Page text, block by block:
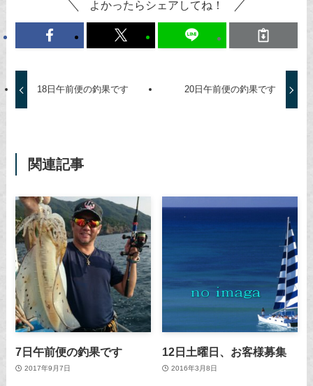
よかったらシェアしてね！
18日午前便の釣果です 20日午前便の釣果です
関連記事
7日午前便の釣果です
2017年9月7日
12日土曜日、お客様募集
2016年3月8日